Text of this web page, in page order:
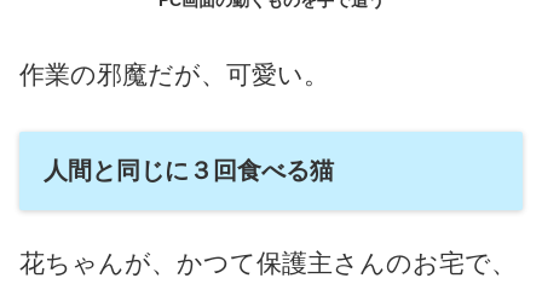
作業の邪魔だが、可愛い。
人間と同じに３回食べる猫
花ちゃんが、かつて保護主さんのお宅で、